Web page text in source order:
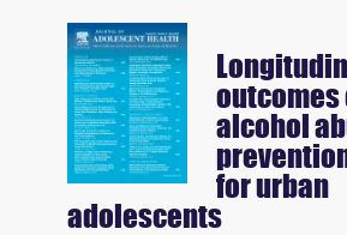
outcomes
alcohol
for urban
adolescents